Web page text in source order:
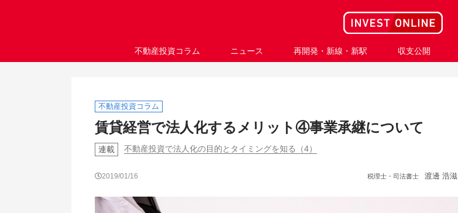
不動産投資コラム ニュース 再開発・新線・新駅 収支公開
不動産投資コラム
賃貸経営で法人化するメリット④事業承継について
連載 不動産投資で法人化の目的とタイミングを知る（4）
2019/01/16 税理士・司法書士 渡邊 浩滋